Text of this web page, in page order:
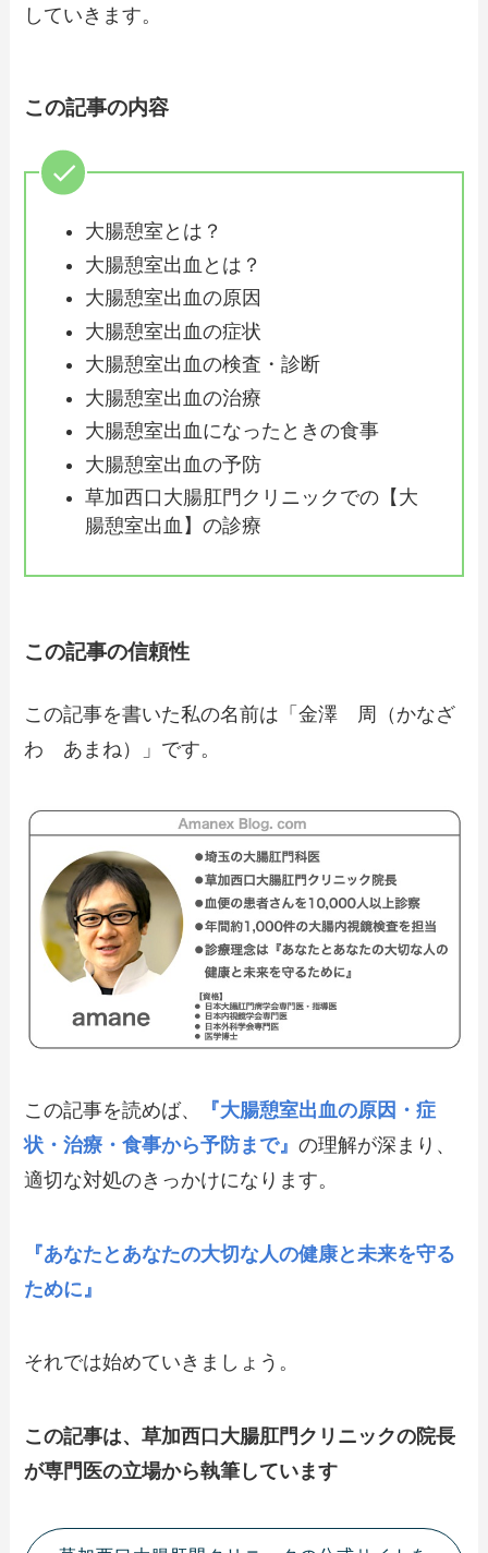
していきます。
この記事の内容
大腸憩室とは？
大腸憩室出血とは？
大腸憩室出血の原因
大腸憩室出血の症状
大腸憩室出血の検査・診断
大腸憩室出血の治療
大腸憩室出血になったときの食事
大腸憩室出血の予防
草加西口大腸肛門クリニックでの【大
腸憩室出血】の診療
この記事の信頼性
この記事を書いた私の名前は「金澤 周（かなざ
わ あまね）」です。
この記事を読めば、
『大腸憩室出血の原因・症
状・治療・食事から予防まで』の理解が深まり、
適切な対処のきっかけになります。
『あなたとあなたの大切な人の健康と未来を守る
ために』
それでは始めていきましょう。
この記事は、草加西口大腸肛門クリニックの院長
が専門医の立場から執筆しています